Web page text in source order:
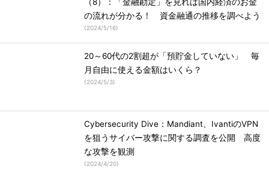
の流れが分かる！ 資金融通の推移を調べよう
(2024/5/16)
20～60代の2割超が「預貯金していない」 毎
月自由に使える金額はいくら？
(2024/5/3)
Cybersecurity Dive：Mandiant、IvantiのVPN
を狙うサイバー攻撃に関する調査を公開 高度
な攻撃を観測
(2024/4/20)